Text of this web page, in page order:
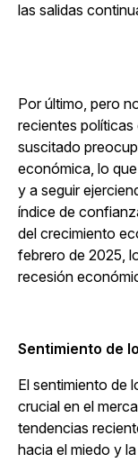
las salidas
Por último, pero
recientes políticas
suscitado
económica, lo
y a seguir
índice de
del crecimiento
febrero de 2025,
recesión
Sentimiento de
El sentimiento de
crucial en el
tendencias
hacia el miedo y